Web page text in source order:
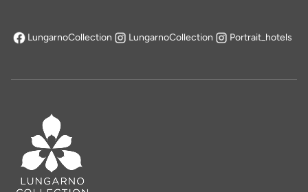
LungarnoCollection
si apre in una nuova scheda
LungarnoCollection Portrait_hotels